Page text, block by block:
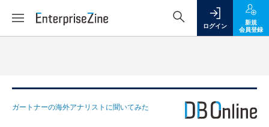
ログイン
新規
会員登録
ガートナーの海外アナリストに聞いてみた